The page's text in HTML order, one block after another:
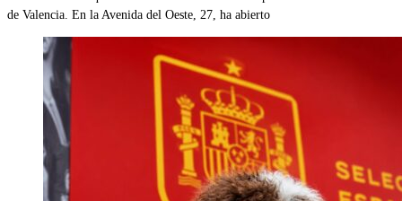
de Valencia. En la Avenida del Oeste, 27, ha abierto